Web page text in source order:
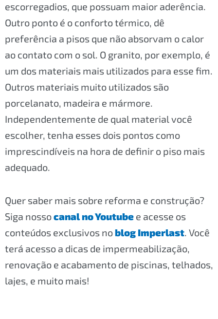
escorregadios, que possuam maior aderência.
Outro ponto é o conforto térmico, dê
preferência a pisos que não absorvam o calor
ao contato com o sol. O granito, por exemplo, é
um dos materiais mais utilizados para esse fim.
Outros materiais muito utilizados são
porcelanato, madeira e mármore.
Independentemente de qual material você
escolher, tenha esses dois pontos como
imprescindíveis na hora de definir o piso mais
adequado.
Quer saber mais sobre reforma e construção?
Siga nossocanal no Youtube e acesse os
conteúdos exclusivos noblog Imperlast. Você
terá acesso a dicas de impermeabilização,
renovação e acabamento de piscinas, telhados,
lajes, e muito mais!